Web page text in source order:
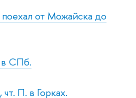
от Можайска до
в СПб.
П. в Горках.